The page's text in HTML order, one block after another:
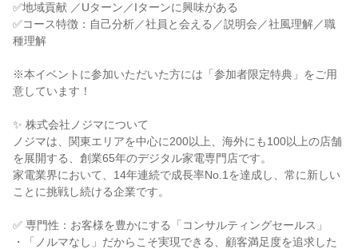
✅地域貢献 ／Uターン／Iターンに興味がある
✅コース特徴：自己分析／社員と会える／説明会／社風理解／職
種理解
※本イベントに参加いただいた方には「参加者限定特典」をご用
意しています！
✨ 株式会社ノジマについて
ノジマは、関東エリアを中心に200以上、海外にも100以上の店舗
を展開する、創業65年のデジタル家電専門店です。
家電業界において、14年連続で成長率No.1を達成し、常に新しい
ことに挑戦し続ける企業です。
✅ 専門性：お客様を豊かにする「コンサルティングセールス」
・「ノルマなし」だからこそ実現できる、顧客満足度を追求した